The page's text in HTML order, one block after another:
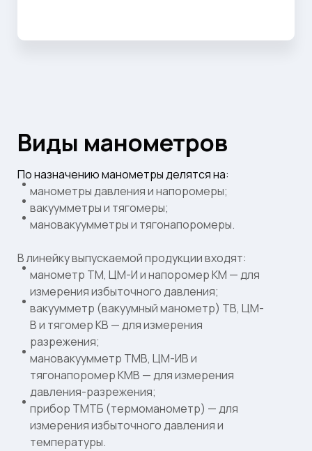
По назначению манометры делятся на:
манометры давления и напоромеры;
вакуумметры и тягомеры;
мановакуумметры и тягонапоромеры.
В линейку выпускаемой продукции входят:
манометр ТМ, ЦМ-И и напоромер КМ — для
измерения избыточного давления;
вакуумметр (вакуумный манометр) ТВ, ЦМ-
В и тягомер КВ — для измерения
разрежения;
мановакуумметр ТМВ, ЦМ-ИВ и
тягонапоромер КМВ — для измерения
давления-разрежения;
прибор ТМТБ (термоманометр) — для
измерения избыточного давления и
температуры.
Виды манометров